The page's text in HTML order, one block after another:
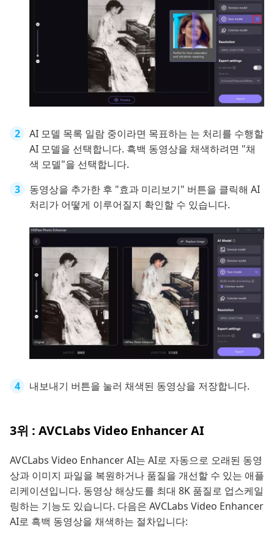
AI 모델 목록 일람 중이라면 목표하는 는 처리를 수행할
AI 모델을 선택합니다. 흑백 동영상을 채색하려면 "채
색 모델"을 선택합니다.
동영상을 추가한 후 "효과 미리보기" 버튼을 클릭해 AI
처리가 어떻게 이루어질지 확인할 수 있습니다.
내보내기 버튼을 눌러 채색된 동영상을 저장합니다.
3위 : AVCLabs Video Enhancer AI
AVCLabs Video Enhancer AI는 AI로 자동으로 오래된 동영
상과 이미지 파일을 복원하거나 품질을 개선할 수 있는 애플
리케이션입니다. 동영상 해상도를 최대 8K 품질로 업스케일
링하는 기능도 있습니다. 다음은 AVCLabs Video Enhancer
AI로 흑백 동영상을 채색하는 절차입니다: